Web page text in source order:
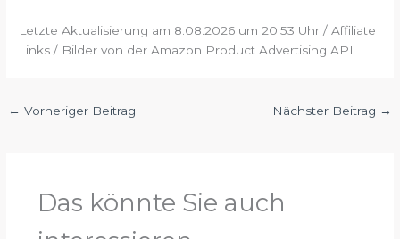
Letzte Aktualisierung am 8.08.2026 um 20:53 Uhr / Affiliate
Links / Bilder von der Amazon Product Advertising API
← Vorheriger Beitrag Nächster Beitrag →
Das könnte Sie auch